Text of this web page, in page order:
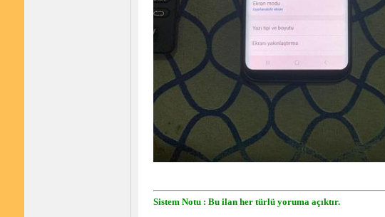
Sistem Notu : Bu ilan her türlü yoruma açıktır.